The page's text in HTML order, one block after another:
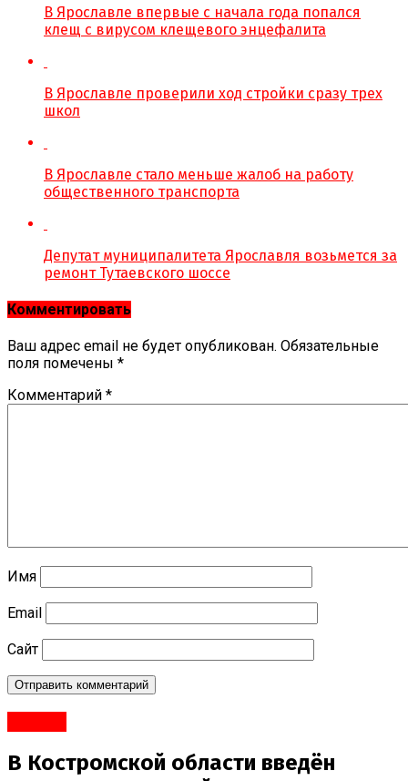
В Ярославле впервые с начала года попался
клещ с вирусом клещевого энцефалита
В Ярославле проверили ход стройки сразу трех
школ
В Ярославле стало меньше жалоб на работу
общественного транспорта
Депутат муниципалитета Ярославля возьмется за
ремонт Тутаевского шоссе
Комментировать
Ваш адрес email не будет опубликован. Обязательные
поля помечены *
Комментарий *
Имя
Email
Сайт
В Костромской области введён